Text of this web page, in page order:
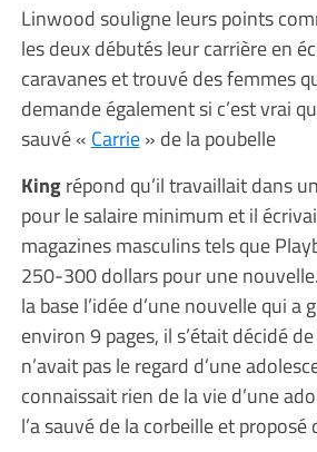
Linwood souligne leurs points
les deux débutés leur carrière en
caravanes et trouvé des femmes
demande également si c’est vrai
sauvé « Carrie» de la poubelle
Kingrépond qu’il travaillait dans
pour le salaire minimum et il
magazines masculins tels que
250-300 dollars pour une
la base l’idée d’une nouvelle qui a
environ 9 pages, il s’était décidé
n’avait pas le regard d’une
connaissait rien de la vie d’une
l’a sauvé de la corbeille et proposé